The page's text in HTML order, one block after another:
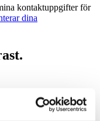
kontaktuppgifter för
dina